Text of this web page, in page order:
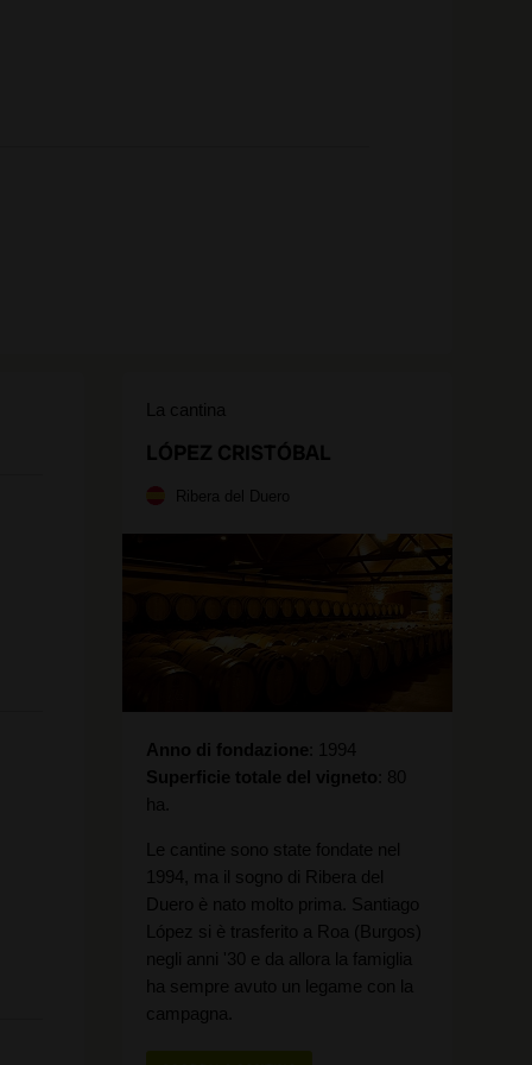
La cantina
LÓPEZ CRISTÓBAL
Ribera del Duero
Anno di fondazione
1994
Superficie totale del vigneto 80
ha.
Le cantine sono state fondate nel
1994, ma il sogno di Ribera del
Duero è nato molto prima. Santiago
López si è trasferito a Roa (Burgos)
negli anni '30 e da allora la famiglia
ha sempre avuto un legame con la
campagna.